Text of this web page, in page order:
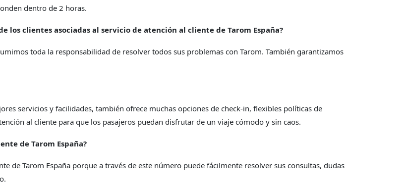
dentro de 2 horas.
los clientes asociadas al servicio de atención al cliente de Tarom España?
toda la responsabilidad de resolver todos sus problemas con Tarom. También garantizamos
servicios y facilidades, también ofrece muchas opciones de check-in, flexibles políticas de
al cliente para que los pasajeros puedan disfrutar de un viaje cómodo y sin caos.
de Tarom España?
de Tarom España porque a través de este número puede fácilmente resolver sus consultas, dudas